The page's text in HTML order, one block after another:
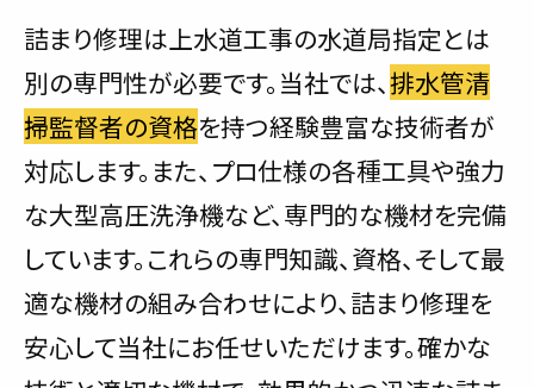
詰まり修理は上水道工事の水道局指定とは
別の専門性が必要です。当社では、排水管清
掃監督者の資格を持つ経験豊富な技術者が
対応します。また、プロ仕様の各種工具や強力
な大型高圧洗浄機など、専門的な機材を完備
しています。これらの専門知識、資格、そして最
適な機材の組み合わせにより、詰まり修理を
安心して当社にお任せいただけます。確かな